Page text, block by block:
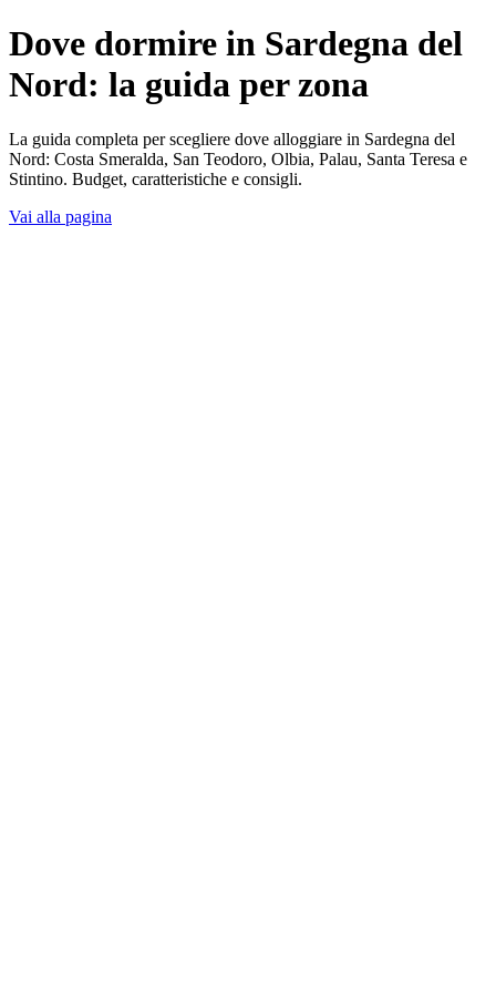
Dove dormire in Sardegna del
Nord: la guida per zona
La guida completa per scegliere dove alloggiare in Sardegna del
Nord: Costa Smeralda, San Teodoro, Olbia, Palau, Santa Teresa e
Stintino. Budget, caratteristiche e consigli.
Vai alla pagina